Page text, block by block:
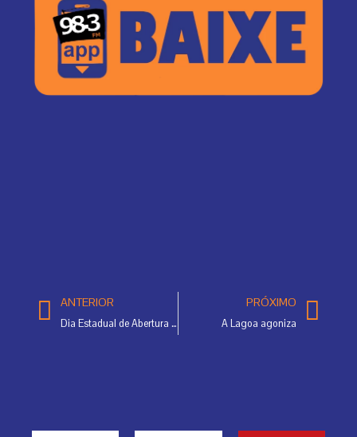
ANTERIOR
Dia Estadual de Abertura da Tainha
PRÓXIMO
A Lagoa agoniza